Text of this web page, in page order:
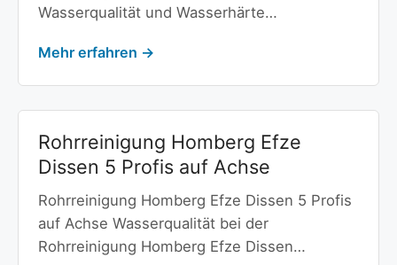
Wasserqualität und Wasserhärte…
Mehr erfahren →
Rohrreinigung Homberg Efze
Dissen 5 Profis auf Achse
Rohrreinigung Homberg Efze Dissen 5 Profis
auf Achse Wasserqualität bei der
Rohrreinigung Homberg Efze Dissen…